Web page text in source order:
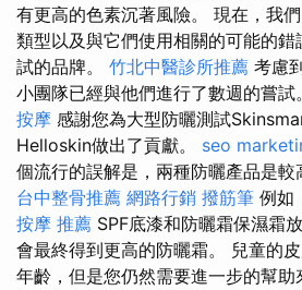
有更高的色素沉著風險。 現在，我
類型以及與它們使用相關的可能的錯
試的品牌。 竹北中醫診所推薦 考慮
小團隊已經與他們進行了數週的嘗試
按摩 感謝您為大型防曬測試
Helloskin做出了貢獻。 seo
個流行的誤解是，兩種防曬產品是較
台中整骨推薦 網路行銷 撥筋筆 例如
按摩 推薦 SPF底漆和防曬霜保濕霜
會最終得到更高的防曬霜。 兒童的
年齡，但是您仍然需要進一步的幫